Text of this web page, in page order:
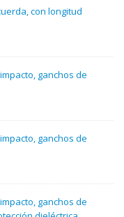
con longitud
ganchos de
ganchos de
ganchos de